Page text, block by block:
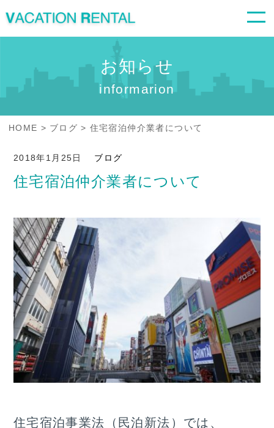
お知らせ
informarion
HOME ブログ 住宅宿泊仲介業者について
2018年1月25日 ブログ
住宅宿泊仲介業者について
住宅宿泊事業法（民泊新法）では、